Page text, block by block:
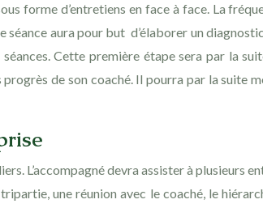
forme d’entretiens en face à face. La
aura pour but d’élaborer un
Cette première étape sera par la
de son coaché. Il pourra par la
L’accompagné devra assister à plusieurs
une réunion avec le coaché, le